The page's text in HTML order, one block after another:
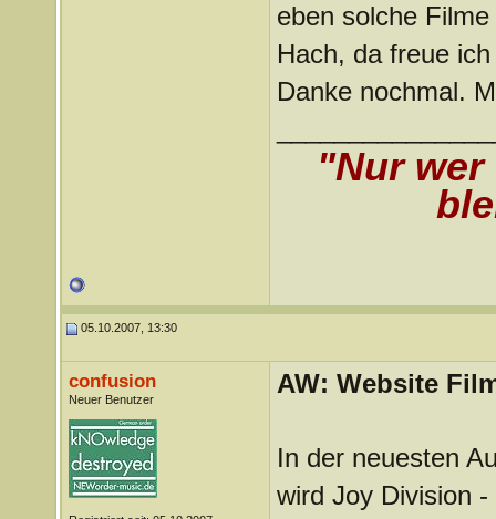
eben solche
Hach, da freue
Danke nochmal.
"Nur
05.10.2007, 13:30
confusion
Neuer Benutzer
AW: Website
In der neuesten
wird Joy Division